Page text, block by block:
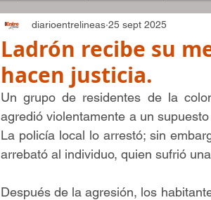
Ladrón recibe su
hacen justicia.
diarioentrelineas 25 sept 2025
Un grupo de residentes de la
agredió violentamente a un
La policía local lo arrestó; sin
arrebató al individuo, quien sufrió
Después de la agresión, los